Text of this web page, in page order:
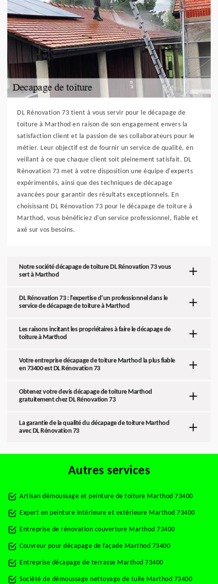
DL Rénovation 73 tient à vous servir pour le décapage de
toiture à Marthod en raison de son engagement envers la
satisfaction client et la passion de ses collaborateurs pour le
métier. Leur objectif est de fournir un service de qualité, en
veillant à ce que chaque client soit pleinement satisfait. DL
Rénovation 73 met à votre disposition une équipe d'experts
expérimentés, ainsi que des techniques de décapage
avancées pour garantir des résultats exceptionnels. En
choisissant DL Rénovation 73 pour le décapage de toiture à
Marthod, vous bénéficiez d'un service professionnel, fiable et
axé sur vos besoins.
Notre société décapage de toiture DL Rénovation 73 vous
sert à Marthod
DL Rénovation 73 : l’expertise d’un professionnel dans le
service de décapage de toiture à Marthod
Les raisons incitant les propriétaires à faire le décapage de
toiture à Marthod
Votre entreprise décapage de toiture Marthod la plus fiable
en 73400 est DL Rénovation 73
Obtenez votre devis décapage de toiture Marthod
gratuitement chez DL Rénovation 73
La garantie de la qualité du décapage de toiture Marthod
avec DL Rénovation 73
Autres services
Artisan démoussage et peinture de toiture Marthod 73400
Expert en peinture intérieure et extérieure Marthod 73400
Entreprise de rénovation couverture Marthod 73400
Couvreur pour décapage de façade Marthod 73400
Entreprise décapage de terrasse Marthod 73400
Société de démoussage nettoyage de tuile Marthod 73400